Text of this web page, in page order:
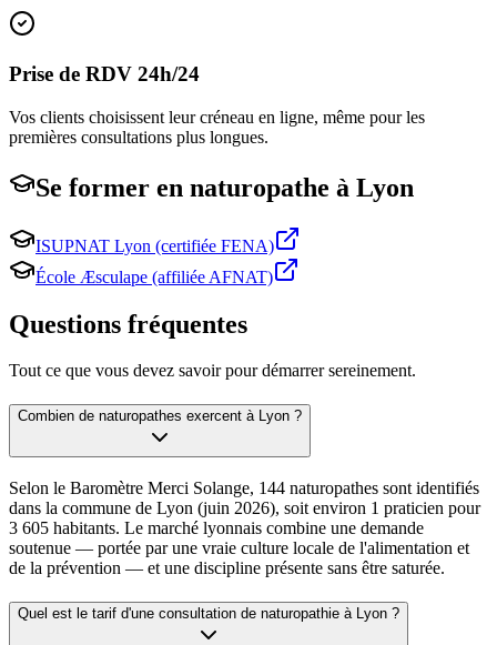
Prise de RDV 24h/24
Vos clients choisissent leur créneau en ligne, même pour les
premières consultations plus longues.
Se former en naturopathe à Lyon
ISUPNAT Lyon (certifiée FENA)
École Æsculape (affiliée AFNAT)
Questions fréquentes
Tout ce que vous devez savoir pour démarrer sereinement.
Combien de naturopathes exercent à Lyon ?
Selon le Baromètre Merci Solange, 144 naturopathes sont identifiés
dans la commune de Lyon (juin 2026), soit environ 1 praticien pour
3 605 habitants. Le marché lyonnais combine une demande
soutenue — portée par une vraie culture locale de l'alimentation et
de la prévention — et une discipline présente sans être saturée.
Quel est le tarif d'une consultation de naturopathie à Lyon ?